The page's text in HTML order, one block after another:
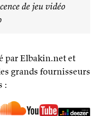
de jeu vidéo
par Elbakin.net et
grands fournisseurs
: